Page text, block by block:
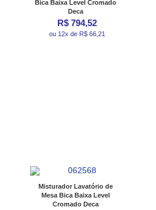
Bica Baixa Level Cromado
Deca
R$ 794,52
ou 12x de R$ 66,21
Misturador Lavatório de
Mesa Bica Baixa Level
Cromado Deca